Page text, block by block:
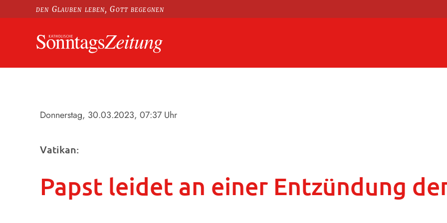
den Glauben leben, Gott begegnen
Donnerstag, 30.03.2023, 07:37 Uhr
Vatikan:
Papst leidet an einer Entzündung